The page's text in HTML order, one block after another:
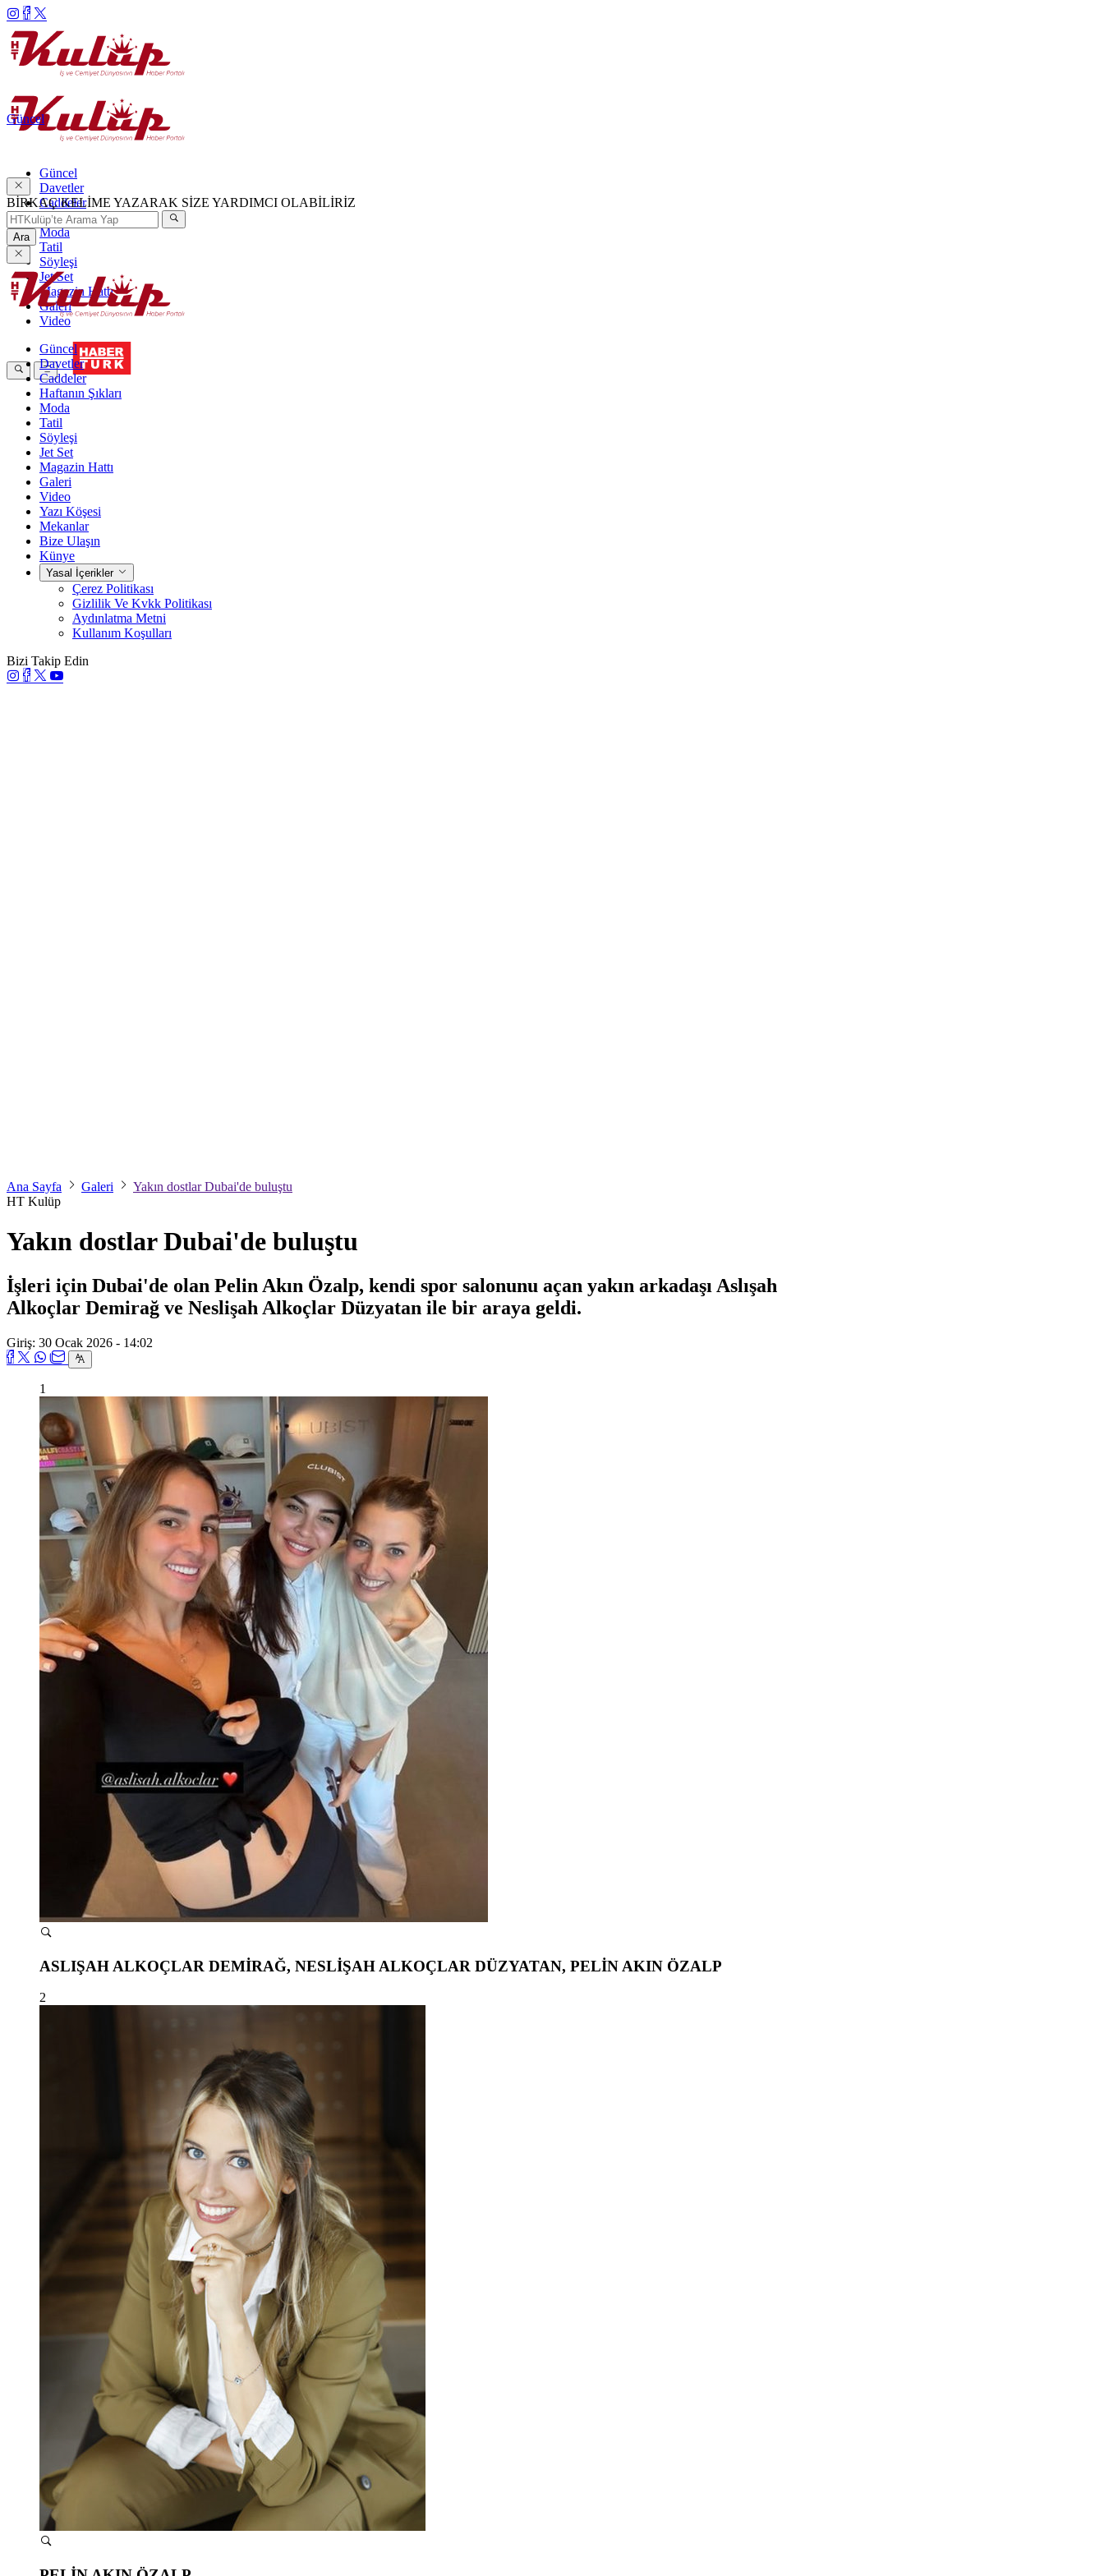
Güncel
Davetler
Caddeler
Haftanın Şıkları
Moda
Tatil
Söyleşi
Jet Set
Magazin Hattı
Galeri
Video
Güncel
BİRKAÇ KELİME YAZARAK SİZE YARDIMCI OLABİLİRİZ
Ara
Güncel
Davetler
Caddeler
Haftanın Şıkları
Moda
Tatil
Söyleşi
Jet Set
Magazin Hattı
Galeri
Video
Yazı Köşesi
Mekanlar
Bize Ulaşın
Künye
Yasal İçerikler
Çerez Politikası
Gizlilik Ve Kvkk Politikası
Aydınlatma Metni
Kullanım Koşulları
Bizi Takip Edin
Ana Sayfa Galeri
Yakın dostlar Dubai'de buluştu
HT Kulüp
Yakın dostlar Dubai'de buluştu
İşleri için Dubai'de olan Pelin Akın Özalp, kendi spor salonunu açan yakın arkadaşı Aslışah
Alkoçlar Demirağ ve Neslişah Alkoçlar Düzyatan ile bir araya geldi.
Giriş: 30 Ocak 2026 - 14:02
1
ASLIŞAH ALKOÇLAR DEMİRAĞ, NESLİŞAH ALKOÇLAR DÜZYATAN, PELİN AKIN ÖZALP
2